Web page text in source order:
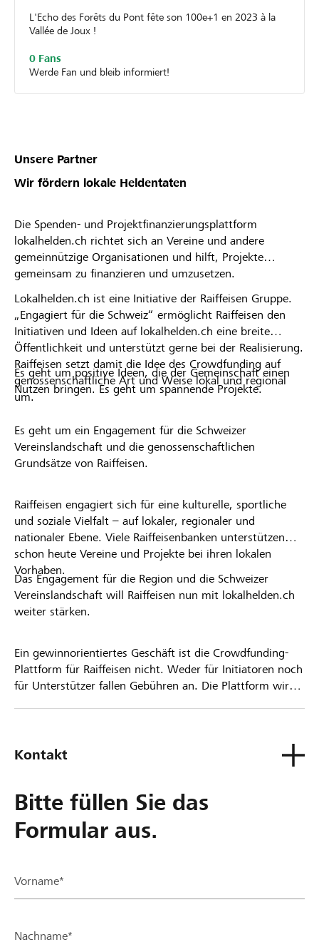
L'Echo des Forêts du Pont fête son 100e+1 en 2023 à la
Vallée de Joux !
0 Fans
Werde Fan und bleib informiert!
Unsere Partner
Wir fördern lokale Heldentaten
Die Spenden- und Projektfinanzierungsplattform
lokalhelden.ch richtet sich an Vereine und andere
gemeinnützige Organisationen und hilft, Projekte
gemeinsam zu finanzieren und umzusetzen.
Lokalhelden.ch ist eine Initiative der Raiffeisen Gruppe.
„Engagiert für die Schweiz“ ermöglicht Raiffeisen den
Initiativen und Ideen auf lokalhelden.ch eine breite
Öffentlichkeit und unterstützt gerne bei der Realisierung.
Raiffeisen setzt damit die Idee des Crowdfunding auf
genossenschaftliche Art und Weise lokal und regional
um.
Es geht um positive Ideen, die der Gemeinschaft einen
Nutzen bringen. Es geht um spannende Projekte.
Es geht um ein Engagement für die Schweizer
Vereinslandschaft und die genossenschaftlichen
Grundsätze von Raiffeisen.
Raiffeisen engagiert sich für eine kulturelle, sportliche
und soziale Vielfalt – auf lokaler, regionaler und
nationaler Ebene. Viele Raiffeisenbanken unterstützen
schon heute Vereine und Projekte bei ihren lokalen
Vorhaben.
Das Engagement für die Region und die Schweizer
Vereinslandschaft will Raiffeisen nun mit lokalhelden.ch
weiter stärken.
Ein gewinnorientiertes Geschäft ist die Crowdfunding-
Plattform für Raiffeisen nicht. Weder für Initiatoren noch
für Unterstützer fallen Gebühren an. Die Plattform wird
Kontakt
Bitte füllen Sie das
Formular aus.
Vorname*
Nachname*